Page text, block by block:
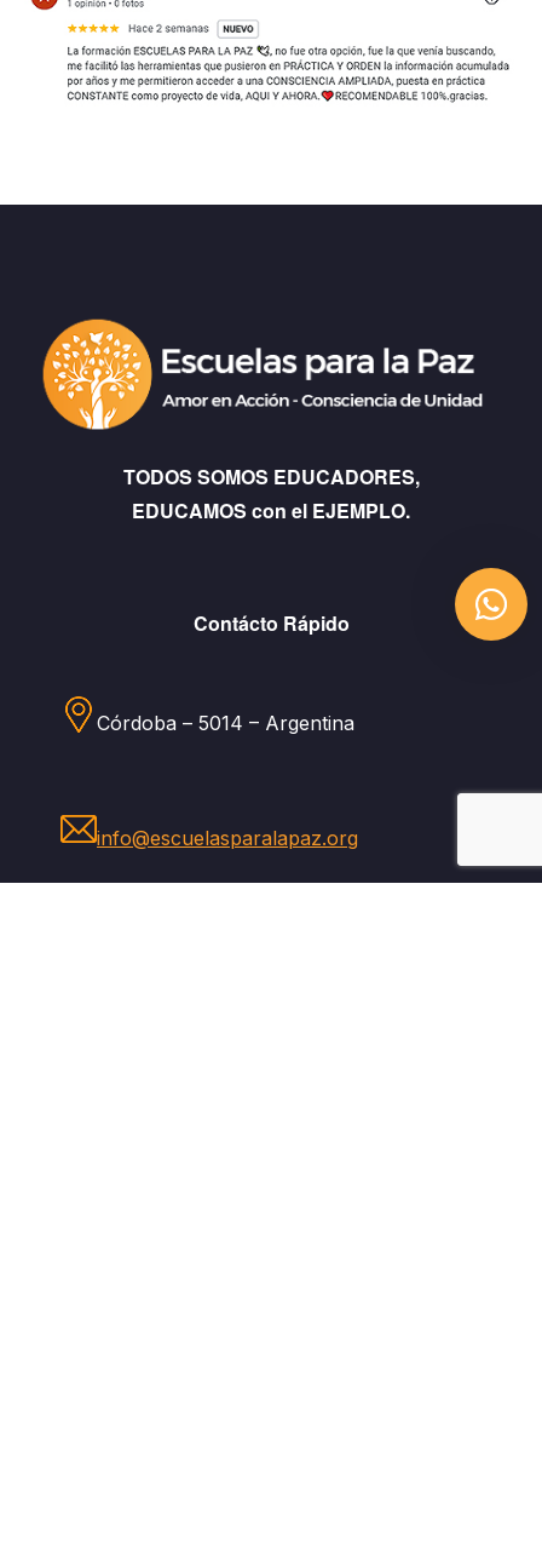
TODOS SOMOS EDUCADORES,
EDUCAMOS con el EJEMPLO.
Contácto Rápido
Córdoba – 5014 – Argentina
info@escuelasparalapaz.org